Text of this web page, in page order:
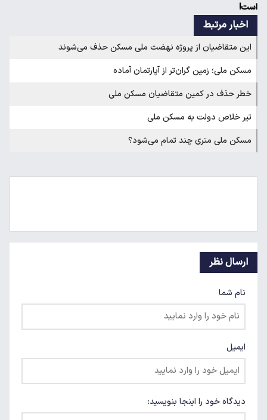
است!
اخبار مرتبط
این متقاضیان از پروژه نهضت ملی مسکن حذف می‌شوند
مسکن ملی؛ زمین گران‌تر از آپارتمان آماده
خطر حذف در کمین متقاضیان مسکن ملی
تیر خلاص دولت به مسکن ملی
مسکن ملی متری چند تمام می‌شود؟
ارسال نظر
نام شما
ایمیل
دیدگاه خود را اینجا بنویسید: